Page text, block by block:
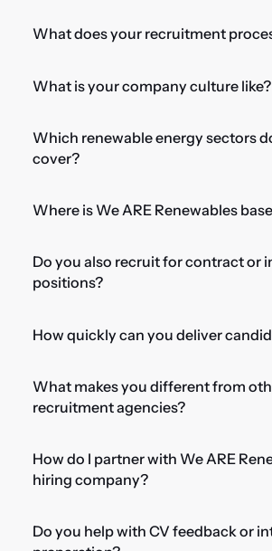
What does your recruitment
What is your company culture like?
Which renewable energy sectors
cover?
Where is We ARE Renewables
Do you also recruit for contract or
positions?
How quickly can you deliver
What makes you different from
recruitment agencies?
How do I partner with We ARE
hiring company?
Do you help with CV feedback or